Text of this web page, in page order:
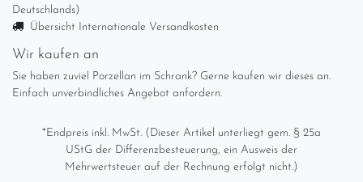
Deutschlands)
Übersicht Internationale Versandkosten
Wir kaufen an
Sie haben zuviel Porzellan im Schrank? Gerne kaufen wir dieses an.
Einfach unverbindliches Angebot anfordern.
*Endpreis inkl. MwSt. (Dieser Artikel unterliegt gem. § 25a
UStG der Differenzbesteuerung, ein Ausweis der
Mehrwertsteuer auf der Rechnung erfolgt nicht.)